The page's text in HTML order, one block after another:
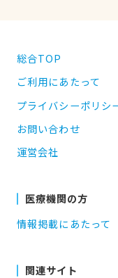
総合TOP
ご利用にあたって
プライバシーポリシ
お問い合わせ
運営会社
医療機関の方
情報掲載にあたって
関連サイト